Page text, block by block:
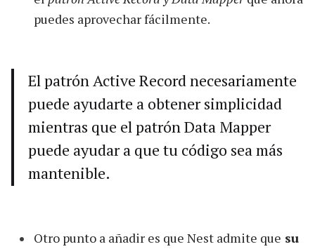
puedes aprovechar fácilmente.
El patrón Active Record necesariamente
puede ayudarte a obtener simplicidad
mientras que el patrón Data Mapper
puede ayudar a que tu código sea más
mantenible.
Otro punto a añadir es que Nest admite que su